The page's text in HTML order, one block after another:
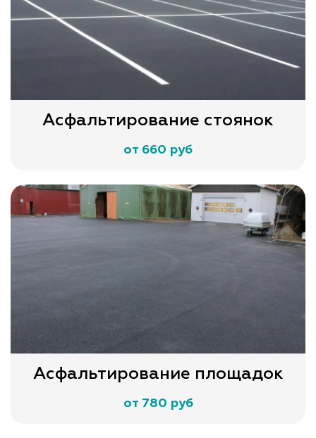
Асфальтирование стоянок
от 660 руб
Асфальтирование площадок
от 780 руб